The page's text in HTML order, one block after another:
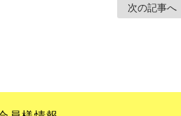
次の記事へ